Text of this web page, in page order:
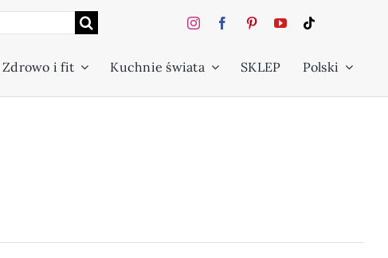
Zdrowo i fit Kuchnie świata SKLEP Polski